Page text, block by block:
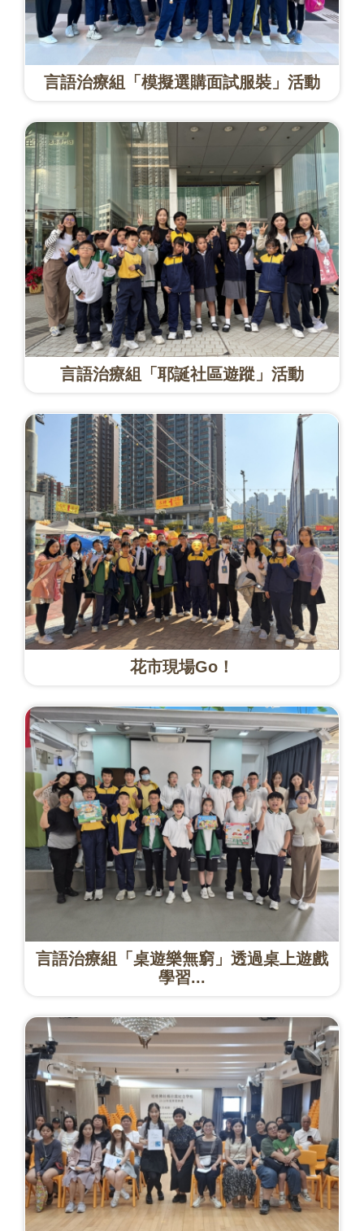
言語治療組「模擬選購面試服裝」活動
言語治療組「耶誕社區遊蹤」活動
花市現場Go！
言語治療組「桌遊樂無窮」透過桌上遊戲
學習...